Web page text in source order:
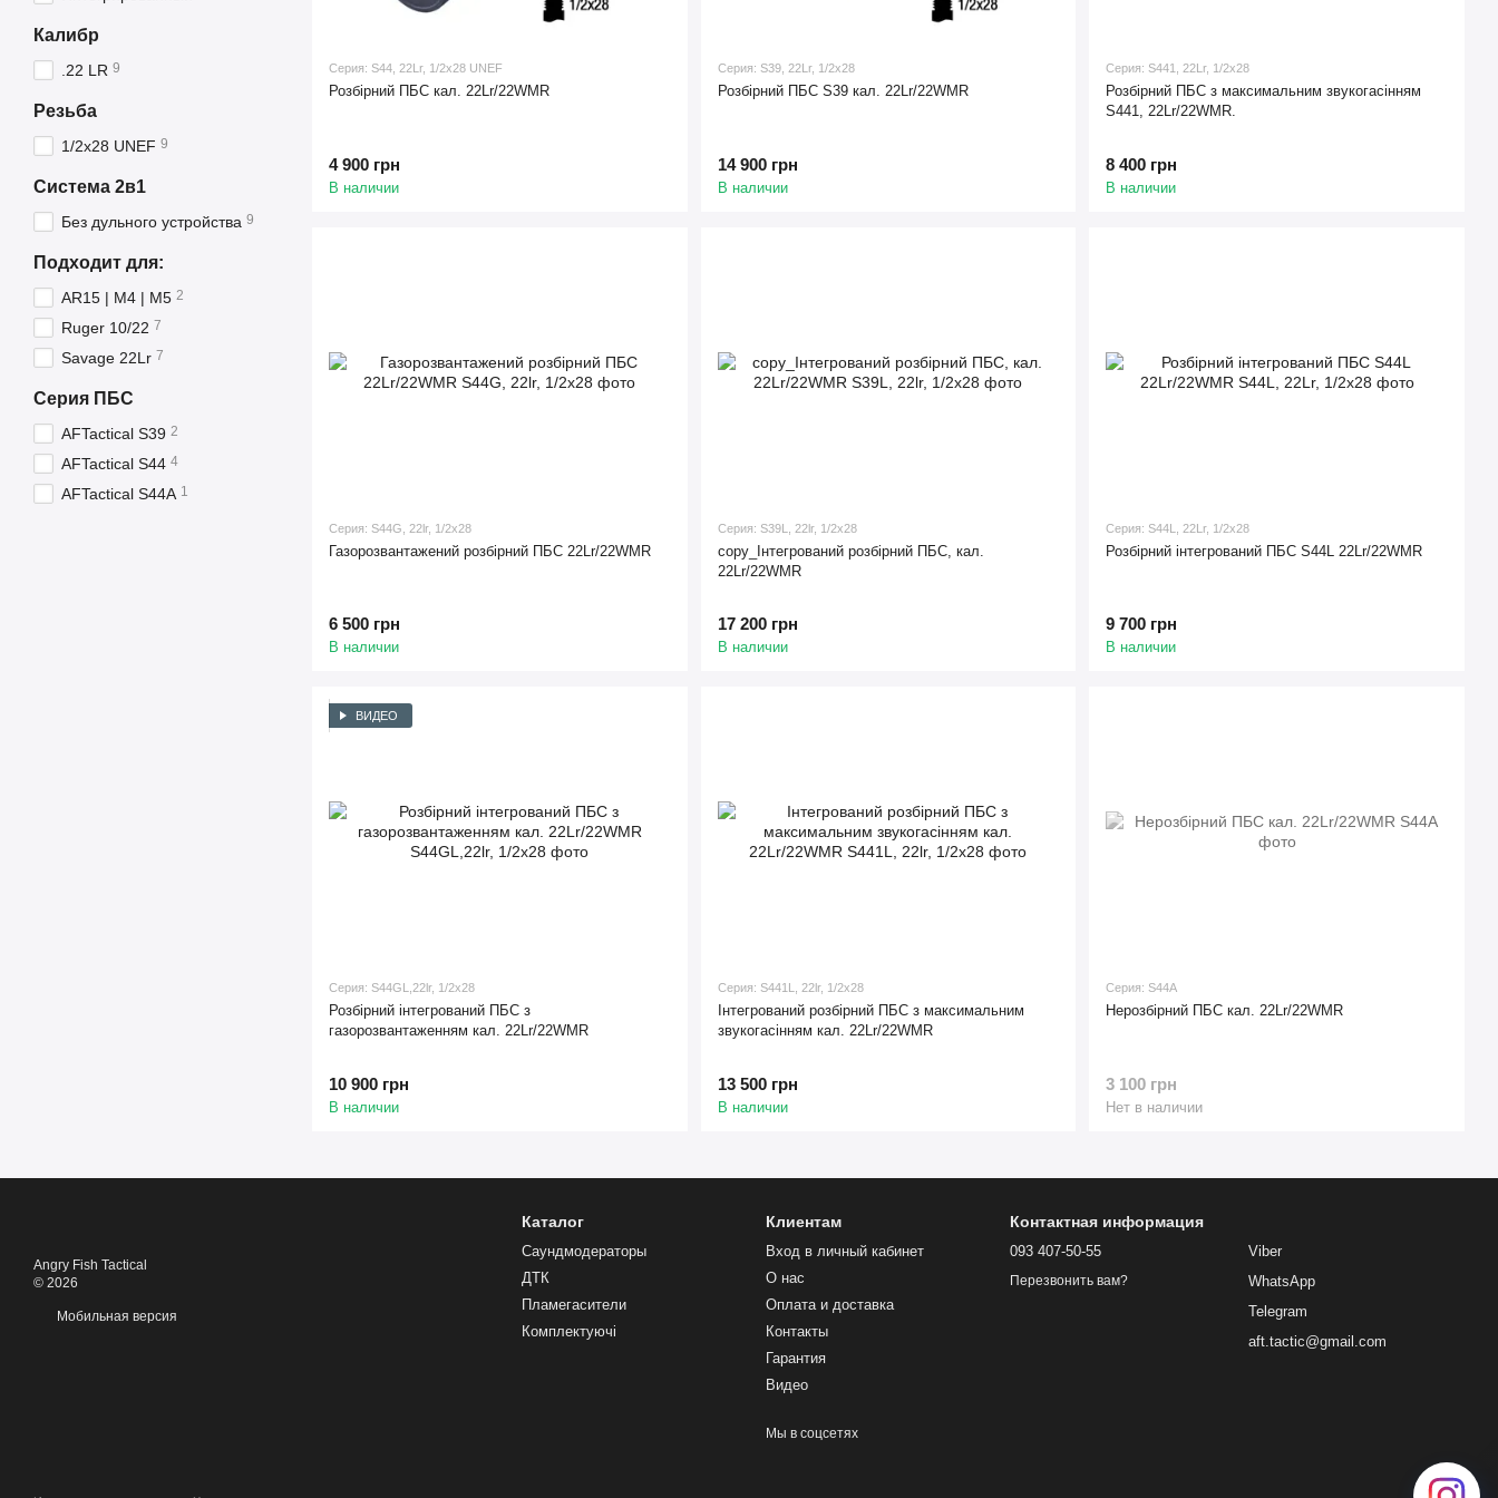
Серия: S44, 22Lr, 1/2x28 UNEF
Розбірний ПБС кал. 22Lr/22WMR
4 900 грн
В наличии
Серия: S39, 22Lr, 1/2x28
Розбірний ПБС S39 кал. 22Lr/22WMR
14 900 грн
В наличии
Серия: S441, 22Lr, 1/2x28
Розбірний ПБС з максимальним звукогасінням
S441, 22Lr/22WMR.
8 400 грн
В наличии
Серия: S44G, 22lr, 1/2x28
Газорозвантажений розбірний ПБС 22Lr/22WMR
6 500 грн
В наличии
Серия: S39L, 22lr, 1/2x28
copy_Інтегрований розбірний ПБС, кал.
22Lr/22WMR
17 200 грн
В наличии
Серия: S44L, 22Lr, 1/2x28
Розбірний інтегрований ПБС S44L 22Lr/22WMR
9 700 грн
В наличии
ВИДЕО
Серия: S44GL,22lr, 1/2x28
Розбірний інтегрований ПБС з
газорозвантаженням кал. 22Lr/22WMR
10 900 грн
В наличии
Серия: S441L, 22lr, 1/2x28
Інтегрований розбірний ПБС з максимальним
звукогасінням кал. 22Lr/22WMR
13 500 грн
В наличии
Серия: S44A
Нерозбірний ПБС кал. 22Lr/22WMR
3 100 грн
Нет в наличии
Калибр
.22 LR 9
Резьба
1/2x28 UNEF 9
Система 2в1
Без дульного устройства 9
Подходит для:
AR15 | M4 | M5 2
Ruger 10/22 7
Savage 22Lr 7
Серия ПБС
AFTactical S39 2
AFTactical S44 4
AFTactical S44A 1
Angry Fish Tactical
© 2026
Мобильная версия
Каталог
Саундмодераторы
ДТК
Пламегасители
Комплектуючі
Клиентам
Вход в личный кабинет
О нас
Оплата и доставка
Контакты
Гарантия
Видео
Мы в соцсетях
Контактная информация
093 407-50-55
Перезвонить вам?
Viber
WhatsApp
Telegram
aft.tactic@gmail.com